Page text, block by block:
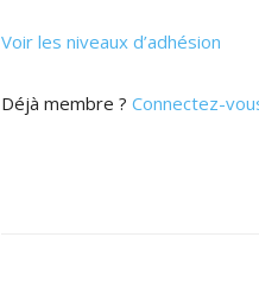
Voir les niveaux d’adhésion
Déjà membre ? Connectez-